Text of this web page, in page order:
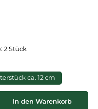
2 Stück
ca. 12 cm
ein oder benutze die
In den Warenkorb